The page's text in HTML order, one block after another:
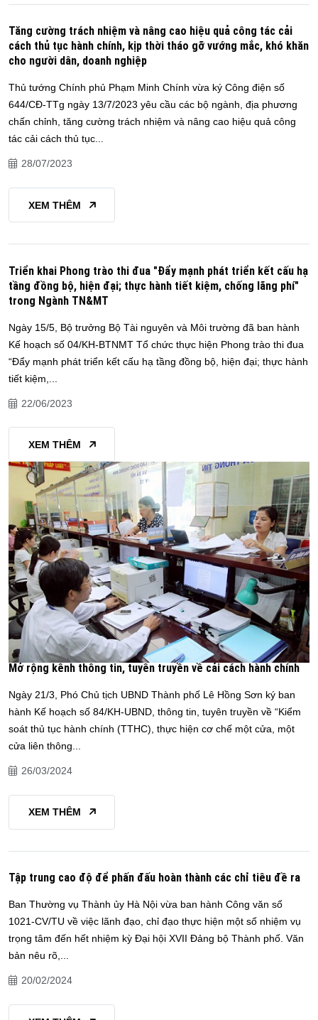
Tăng cường trách nhiệm và nâng cao hiệu quả công tác cải
cách thủ tục hành chính, kịp thời tháo gỡ vướng mắc, khó khăn
cho người dân, doanh nghiệp
Thủ tướng Chính phủ Phạm Minh Chính vừa ký Công điện số
644/CĐ-TTg ngày 13/7/2023 yêu cầu các bộ ngành, địa phương
chấn chỉnh, tăng cường trách nhiệm và nâng cao hiệu quả công
tác cải cách thủ tục...
28/07/2023
XEM THÊM
Triển khai Phong trào thi đua "Đẩy mạnh phát triển kết cấu hạ
tầng đồng bộ, hiện đại; thực hành tiết kiệm, chống lãng phí"
trong Ngành TN&MT
Ngày 15/5, Bộ trưởng Bộ Tài nguyên và Môi trường đã ban hành
Kế hoạch số 04/KH-BTNMT Tổ chức thực hiện Phong trào thi đua
“Đẩy mạnh phát triển kết cấu hạ tầng đồng bộ, hiện đại; thực hành
tiết kiệm,...
22/06/2023
XEM THÊM
Mở rộng kênh thông tin, tuyên truyền về cải cách hành chính
Ngày 21/3, Phó Chủ tịch UBND Thành phố Lê Hồng Sơn ký ban
hành Kế hoạch số 84/KH-UBND, thông tin, tuyên truyền về “Kiểm
soát thủ tục hành chính (TTHC), thực hiện cơ chế một cửa, một
cửa liên thông...
26/03/2024
XEM THÊM
Tập trung cao độ để phấn đấu hoàn thành các chỉ tiêu đề ra
Ban Thường vụ Thành ủy Hà Nội vừa ban hành Công văn số
1021-CV/TU về việc lãnh đạo, chỉ đạo thực hiện một số nhiệm vụ
trọng tâm đến hết nhiệm kỳ Đại hội XVII Đảng bộ Thành phố. Văn
bản nêu rõ,...
20/02/2024